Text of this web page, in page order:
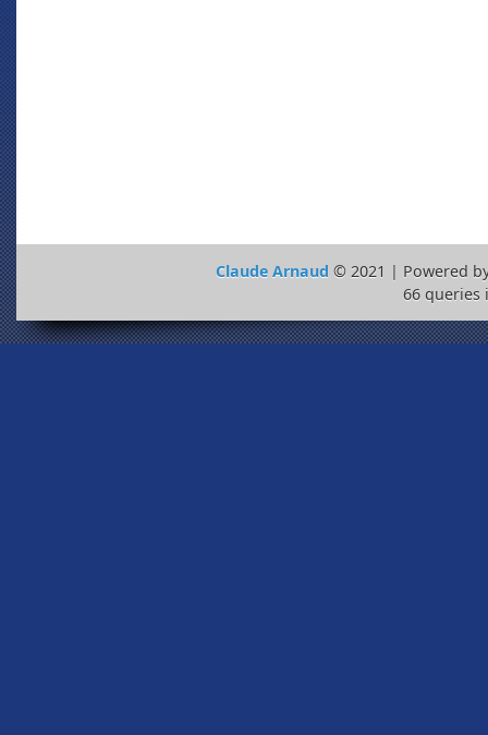
Claude Arnaud © 2021 | Powered
66 queries